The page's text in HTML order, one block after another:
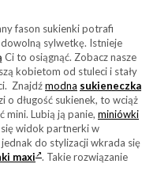
fason sukienki potrafi
sylwetkę. Istnieje
Ci to osiągnąć. Zobacz nasze
kobietom od stuleci i stały
Znajdźmodna sukieneczka
o długość sukienek, to wciąż
mini. Lubią ją panie, miniówki
widok partnerki w
jednak do stylizacji wkrada się
maxi . Takie rozwiązanie